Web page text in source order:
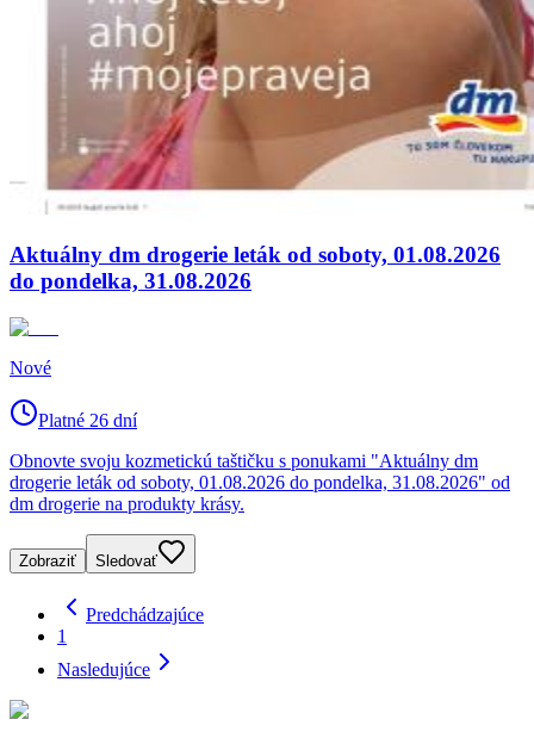
Aktuálny dm drogerie leták od soboty, 01.08.2026
do pondelka, 31.08.2026
Nové
Platné 26 dní
Obnovte svoju kozmetickú taštičku s ponukami "Aktuálny dm
drogerie leták od soboty, 01.08.2026 do pondelka, 31.08.2026" od
dm drogerie na produkty krásy.
Zobraziť Sledovať
Predchádzajúce
1
Nasledujúce